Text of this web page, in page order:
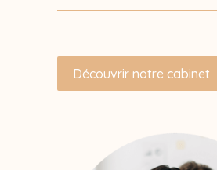
Découvrir notre cabinet